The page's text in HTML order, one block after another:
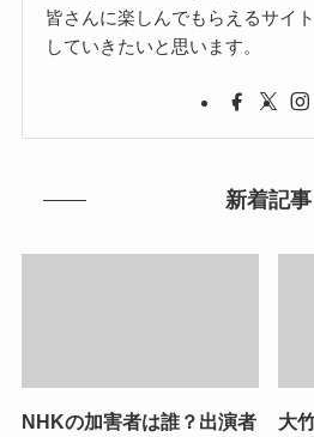
皆さんに楽しんでもらえるサイ
していきたいと思います。
新着記事
NHKの加害者は誰？出演者
大